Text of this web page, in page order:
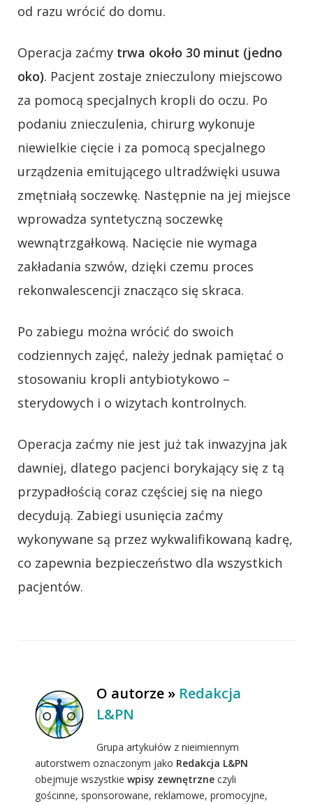
od razu wrócić do domu.
Operacja zaćmy trwa około 30 minut (jedno
oko). Pacjent zostaje znieczulony miejscowo
za pomocą specjalnych kropli do oczu. Po
podaniu znieczulenia, chirurg wykonuje
niewielkie cięcie i za pomocą specjalnego
urządzenia emitującego ultradźwięki usuwa
zmętniałą soczewkę. Następnie na jej miejsce
wprowadza syntetyczną soczewkę
wewnątrzgałkową. Nacięcie nie wymaga
zakładania szwów, dzięki czemu proces
rekonwalescencji znacząco się skraca.
Po zabiegu można wrócić do swoich
codziennych zajęć, należy jednak pamiętać o
stosowaniu kropli antybiotykowo –
sterydowych i o wizytach kontrolnych.
Operacja zaćmy nie jest już tak inwazyjna jak
dawniej, dlatego pacjenci borykający się z tą
przypadłością coraz częściej się na niego
decydują. Zabiegi usunięcia zaćmy
wykonywane są przez wykwalifikowaną kadrę,
co zapewnia bezpieczeństwo dla wszystkich
pacjentów.
O autorze » Redakcja
L&PN
Grupa artykułów z nieimiennym
autorstwem oznaczonym jako Redakcja L&PN
obejmuje wszystkie wpisy zewnętrzne czyli
gościnne, sponsorowane, reklamowe, promocyjne,